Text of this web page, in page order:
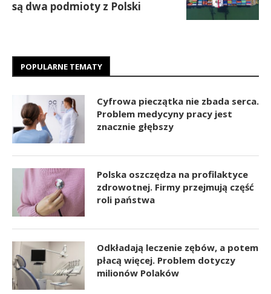
są dwa podmioty z Polski
POPULARNE TEMATY
Cyfrowa pieczątka nie zbada serca.
Problem medycyny pracy jest
znacznie głębszy
Polska oszczędza na profilaktyce
zdrowotnej. Firmy przejmują część
roli państwa
Odkładają leczenie zębów, a potem
płacą więcej. Problem dotyczy
milionów Polaków